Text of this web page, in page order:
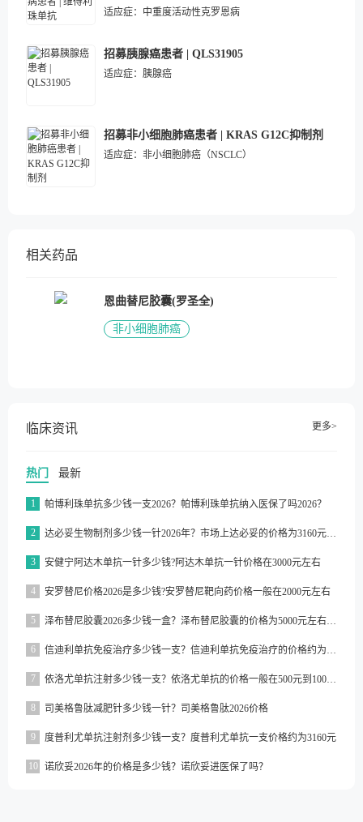
适应症： 中重度活动性克罗恩病
招募胰腺癌患者 | QLS31905
适应症： 胰腺癌
招募非小细胞肺癌患者 | KRAS G12C抑制剂
适应症： 非小细胞肺癌（NSCLC）
相关药品
恩曲替尼胶囊(罗圣全)
非小细胞肺癌
临床资讯 更多>
热门 最新
1 帕博利珠单抗多少钱一支2026？帕博利珠单抗纳入医保了吗2026？
2 达必妥生物制剂多少钱一针2026年？市场上达必妥的价格为3160元/支左右
3 安健宁阿达木单抗一针多少钱?阿达木单抗一针价格在3000元左右
4 安罗替尼价格2026是多少钱?安罗替尼靶向药价格一般在2000元左右
5 泽布替尼胶囊2026多少钱一盒？泽布替尼胶囊的价格为5000元左右一盒
6 信迪利单抗免疫治疗多少钱一支？信迪利单抗免疫治疗的价格约为2843元一支
7 依洛尤单抗注射多少钱一支？依洛尤单抗的价格一般在500元到1000元之间一支
8 司美格鲁肽减肥针多少钱一针？司美格鲁肽2026价格
9 度普利尤单抗注射剂多少钱一支？度普利尤单抗一支价格约为3160元
10 诺欣妥2026年的价格是多少钱？诺欣妥进医保了吗？